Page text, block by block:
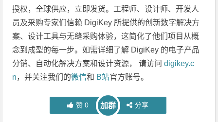
授权，全球供应，立即发货。工程师、设计师、开发人
员及采购专家们信赖 DigiKey 所提供的创新数字解决方
案、设计工具与无缝采购体验，这简化了他们项目从概
念到成型的每一步。如需详细了解 DigiKey 的电子产品
分销、自动化解决方案和设计资源， 请访问digikey.c
n，并关注我们的微信和 B站官方账号。
赞 0 加群 分享